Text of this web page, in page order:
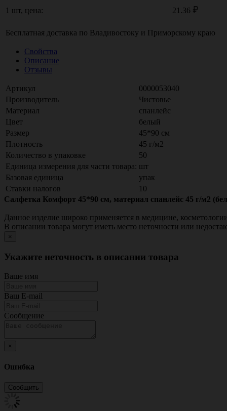
1 шт, цена: 21.36
Бесплатная доставка по Владивостоку и Приморскому краю
Свойства
Описание
Отзывы
Артикул
0000053040
Производитель
Чистовье
Материал
спанлейс
Цвет
белый
Размер
45*90 см
Плотность
45 г/м2
Количество в упаковке
50
Единица измерения для части товара: шт
Базовая единица
упак
Ставки налогов
10
Салфетка Комфорт 45*90 см, материал спанлейс 45 г/м2
Данное изделие широко применяется в медицине,
В описании товара могут иметь место неточности или
×
Укажите неточность в описании товара
Ваше имя
Ваш E-mail
Сообщение
×
Ошибка